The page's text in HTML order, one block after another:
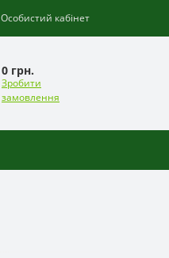
Особистий кабінет
0 грн.
Зробити
замовлення